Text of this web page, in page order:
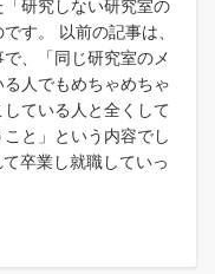
研究しない研究室の
す。 以前の記事は、
、「同じ研究室のメ
人でもめちゃめちゃ
ている人と全くして
と」という内容でし
卒業し就職していっ